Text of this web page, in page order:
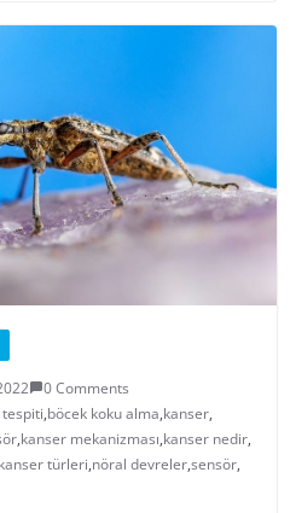
0 Comments
,böcek koku alma,kanser,
,kanser mekanizması,kanser nedir,
kanser türleri,nöral devreler,sensör,